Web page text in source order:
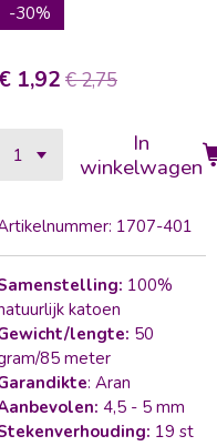
-30%
1,92 € 2,75
In
winkelwagen
1707-401
100%
katoen
lengte: 50
85 meter
: Aran
4,5 - 5 mm
19 st